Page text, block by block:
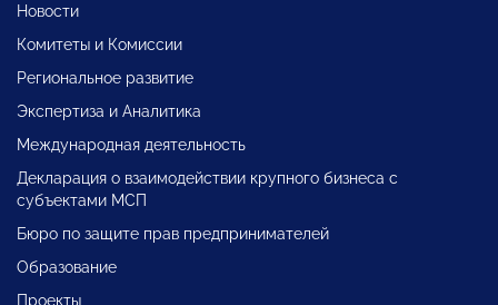
Новости
Комитеты и Комиссии
Региональное развитие
Экспертиза и Аналитика
Международная деятельность
Декларация о взаимодействии крупного бизнеса с
субъектами МСП
Бюро по защите прав предпринимателей
Образование
Проекты